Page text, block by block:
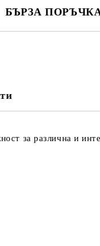
БЪРЗА
за различна и